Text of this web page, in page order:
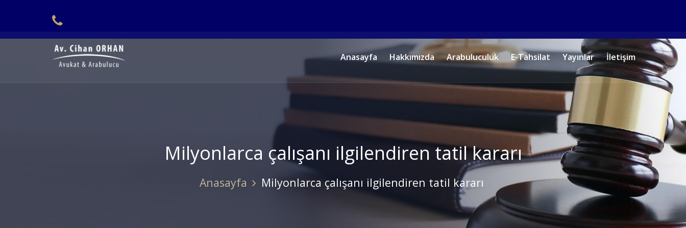
Anasayfa Hakkımızda Arabuluculuk E-Tahsilat Yayınlar İletişim
Milyonlarca çalışanı ilgilendiren tatil kararı
Anasayfa Milyonlarca çalışanı ilgilendiren tatil kararı